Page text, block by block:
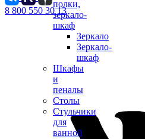
полки,
зеркало-
шкаф
Зеркало
Зеркало-
шкаф
Шкафы
и
пеналы
Столы
Стульчики
для
ванной
8 800 550 30 13